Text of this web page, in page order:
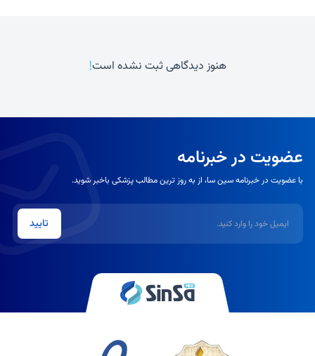
هنوز دیدگاهی ثبت نشده است!
عضویت در خبرنامه
با عضویت در خبرنامه سین سا، از به روز ترین مطالب پزشکی باخبر شوید.
تایید